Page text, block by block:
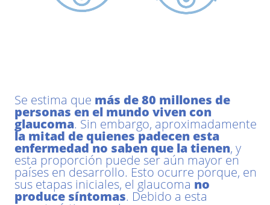
Se estima que más de 80 millones de
personas en el mundo viven con
glaucoma. Sin embargo, aproximadamente
la mitad de quienes padecen esta
enfermedad no saben que la tienen, y
esta proporción puede ser aún mayor en
países en desarrollo. Esto ocurre porque, en
sus etapas iniciales, el glaucoma no
produce síntomas. Debido a esta